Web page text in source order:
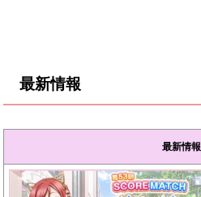
最新情報
最新情報